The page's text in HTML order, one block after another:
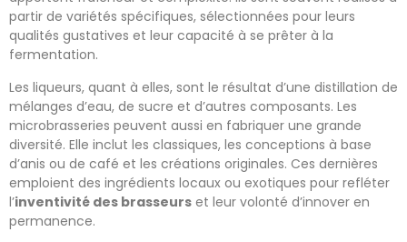
partir de variétés spécifiques, sélectionnées pour leurs
qualités gustatives et leur capacité à se prêter à la
fermentation.
Les liqueurs, quant à elles, sont le résultat d’une distillation de
mélanges d’eau, de sucre et d’autres composants. Les
microbrasseries peuvent aussi en fabriquer une grande
diversité. Elle inclut les classiques, les conceptions à base
d’anis ou de café et les créations originales. Ces dernières
emploient des ingrédients locaux ou exotiques pour refléter
l’inventivité des brasseurs et leur volonté d’innover en
permanence.